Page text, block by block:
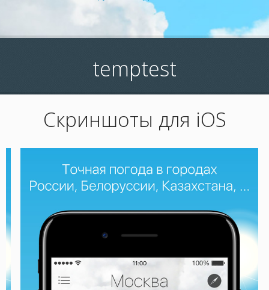
temptest
Скриншоты для iOS